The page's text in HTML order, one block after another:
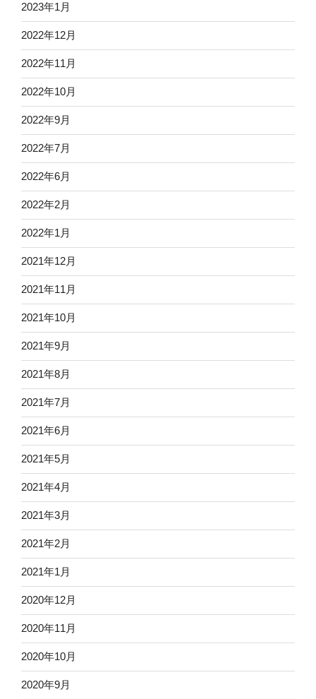
2023年1月
2022年12月
2022年11月
2022年10月
2022年9月
2022年7月
2022年6月
2022年2月
2022年1月
2021年12月
2021年11月
2021年10月
2021年9月
2021年8月
2021年7月
2021年6月
2021年5月
2021年4月
2021年3月
2021年2月
2021年1月
2020年12月
2020年11月
2020年10月
2020年9月